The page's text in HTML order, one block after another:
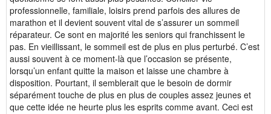
professionnelle, familiale, loisirs prend parfois des allures de
marathon et il devient souvent vital de s’assurer un sommeil
réparateur. Ce sont en majorité les seniors qui franchissent le
pas. En vieillissant, le sommeil est de plus en plus perturbé. C’est
aussi souvent à ce moment-là que l’occasion se présente,
lorsqu’un enfant quitte la maison et laisse une chambre à
disposition. Pourtant, il semblerait que le besoin de dormir
séparément touche de plus en plus de couples assez jeunes et
que cette idée ne heurte plus les esprits comme avant. Ceci est